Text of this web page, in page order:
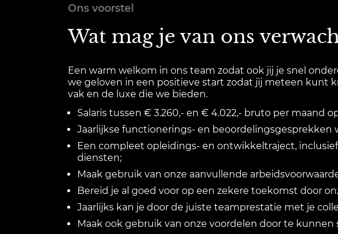
Ons voorstel
Wat mag je van ons
Een warm welkom in ons team zodat ook jij je snel
we geloven in een positieve start zodat jij meteen kunt
vak en de luxe die we bieden.
Salaris tussen € 3.260,- en € 4.022,- bruto per maand
Jaarlijkse functionerings- en beoordelingsgesprekken
Een compleet opleidings- en ontwikkeltraject,
diensten;
Maak gebruik van onze aanvullende
Bereid je al goed voor op een zekere toekomst door
Jaarlijks kan je door de juiste teamprestatie met je
Maak ook gebruik van onze voordelen door te